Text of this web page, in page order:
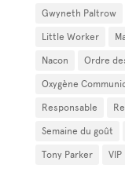
Gwyneth Paltrow
Little Worker
Nacon Ordre
Oxygène
Responsable
Semaine du goût
Tony Parker VIP